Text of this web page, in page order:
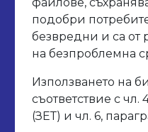
подобри
безвредни и са
на безпроблемна
Използването на
съответствие с чл.
(ЗЕТ) и чл. 6,